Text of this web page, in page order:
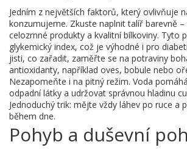
Jedním z největších faktorů, který ovlivňuje
konzumujeme. Zkuste naplnit talíř barevně –
celozrnné produkty a kvalitní bílkoviny. Tyto
glykemický index, což je výhodné i pro
jisti, co zařadit, zaměřte se na potraviny
antioxidanty, například oves, bobule nebo
Nezapomeňte i na pitný režim. Voda
odpadní látky a udržovat správnou hladinu
Jednoduchý trik: mějte vždy láhev po ruce a
během dne.
Pohyb a duševní